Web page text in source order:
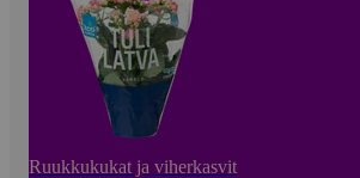
Ruukkukukat ja viherkasvit